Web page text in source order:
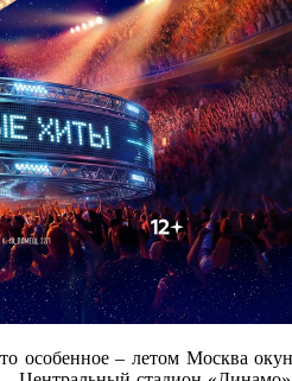
особенное – летом Москва